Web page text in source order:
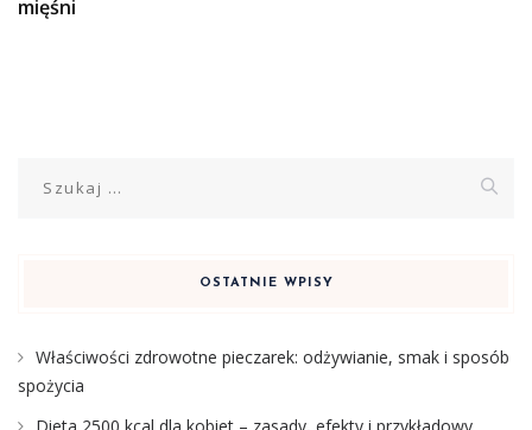
mięśni
OSTATNIE WPISY
Właściwości zdrowotne pieczarek: odżywianie, smak i sposób
spożycia